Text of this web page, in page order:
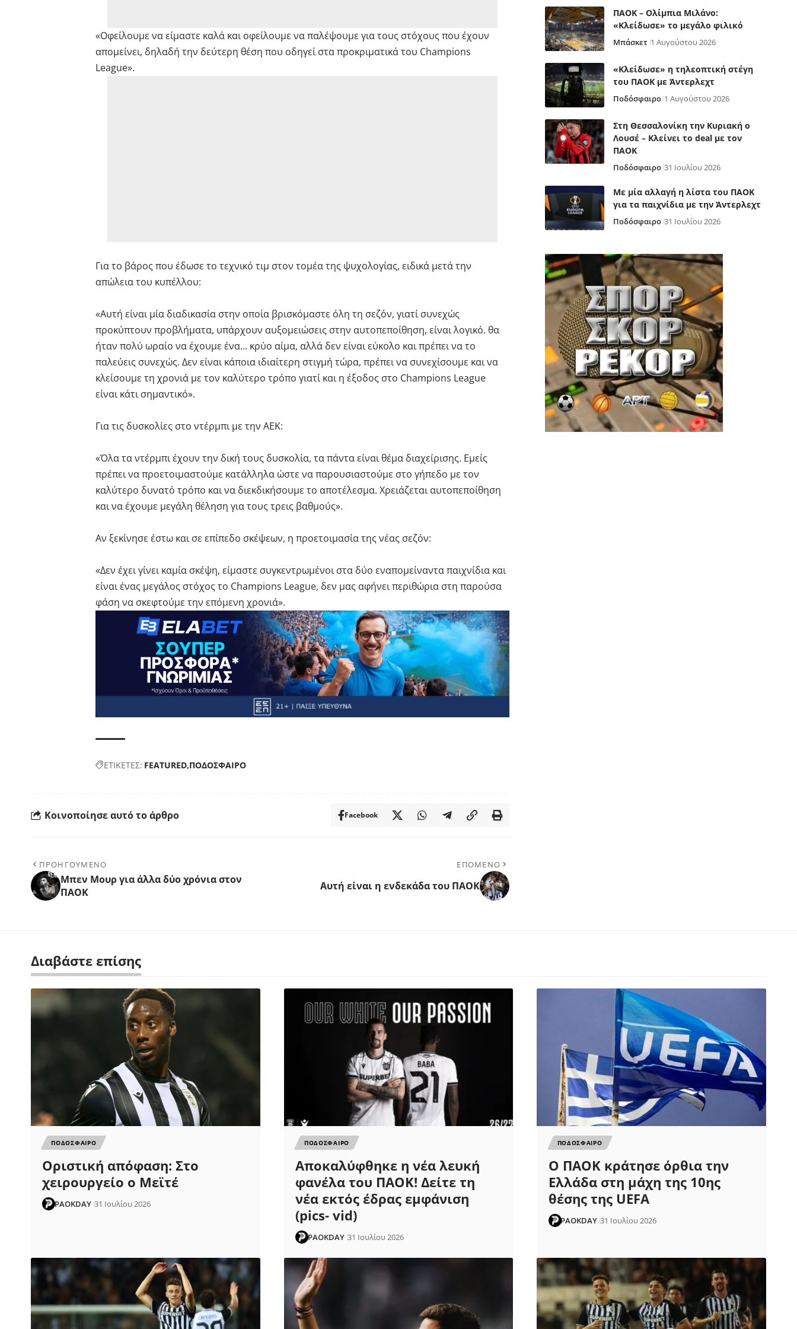
«Οφείλουμε να είμαστε καλά και οφείλουμε να παλέψουμε για τους στόχους που έχουν
απομείνει, δηλαδή την δεύτερη θέση που οδηγεί στα προκριματικά του Champions
League».
Για το βάρος που έδωσε το τεχνικό τιμ στον τομέα της ψυχολογίας, ειδικά μετά την
απώλεια του κυπέλλου:
«Αυτή είναι μία διαδικασία στην οποία βρισκόμαστε όλη τη σεζόν, γιατί συνεχώς
προκύπτουν προβλήματα, υπάρχουν αυξομειώσεις στην αυτοπεποίθηση, είναι λογικό. θα
ήταν πολύ ωραίο να έχουμε ένα… κρύο αίμα, αλλά δεν είναι εύκολο και πρέπει να το
παλεύεις συνεχώς. Δεν είναι κάποια ιδιαίτερη στιγμή τώρα, πρέπει να συνεχίσουμε και να
κλείσουμε τη χρονιά με τον καλύτερο τρόπο γιατί και η έξοδος στο Champions League
είναι κάτι σημαντικό».
Για τις δυσκολίες στο ντέρμπι με την ΑΕΚ:
«Όλα τα ντέρμπι έχουν την δική τους δυσκολία, τα πάντα είναι θέμα διαχείρισης. Εμείς
πρέπει να προετοιμαστούμε κατάλληλα ώστε να παρουσιαστούμε στο γήπεδο με τον
καλύτερο δυνατό τρόπο και να διεκδικήσουμε το αποτέλεσμα. Χρειάζεται αυτοπεποίθηση
και να έχουμε μεγάλη θέληση για τους τρεις βαθμούς».
Αν ξεκίνησε έστω και σε επίπεδο σκέψεων, η προετοιμασία της νέας σεζόν:
«Δεν έχει γίνει καμία σκέψη, είμαστε συγκεντρωμένοι στα δύο εναπομείναντα παιχνίδια και
είναι ένας μεγάλος στόχος το Champions League, δεν μας αφήνει περιθώρια στη παρούσα
φάση να σκεφτούμε την επόμενη χρονιά».
ΕΤΙΚΕΤΕΣ: FEATURED ΠΟΔΟΣΦΑΙΡΟ
Κοινοποίησε αυτό το άρθρο Facebook
ΠΡΟΗΓΟΥΜΕΝΟ
Mπεν Μουρ για άλλα δύο χρόνια στον
ΠΑΟΚ
ΕΠΟΜΕΝΟ
Αυτή είναι η ενδεκάδα του ΠΑΟΚ
ΠΑΟΚ – Ολίμπια Μιλάνο:
«Κλείδωσε» το μεγάλο φιλικό
Μπάσκετ 1 Αυγούστου 2026
«Κλείδωσε» η τηλεοπτική στέγη
του ΠΑΟΚ με Άντερλεχτ
Ποδόσφαιρο 1 Αυγούστου 2026
Στη Θεσσαλονίκη την Κυριακή ο
Λουσέ – Κλείνει το deal με τον
ΠΑΟΚ
Ποδόσφαιρο 31 Ιουλίου 2026
Με μία αλλαγή η λίστα του ΠΑΟΚ
για τα παιχνίδια με την Άντερλεχτ
Ποδόσφαιρο 31 Ιουλίου 2026
Διαβάστε επίσης
ΠΟΔΟΣΦΑΙΡΟ
Οριστική απόφαση: Στο
χειρουργείο ο Μεϊτέ
PAOKDAY 31 Ιουλίου 2026
ΠΟΔΟΣΦΑΙΡΟ
Αποκαλύφθηκε η νέα λευκή
φανέλα του ΠΑΟΚ! Δείτε τη
νέα εκτός έδρας εμφάνιση
(pics- vid)
PAOKDAY 31 Ιουλίου 2026
ΠΟΔΟΣΦΑΙΡΟ
Ο ΠΑΟΚ κράτησε όρθια την
Ελλάδα στη μάχη της 10ης
θέσης της UEFA
PAOKDAY 31 Ιουλίου 2026